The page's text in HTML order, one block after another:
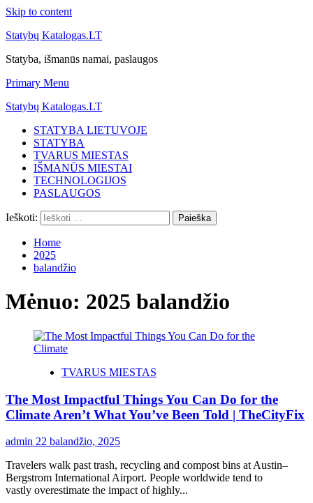
Skip to content
Statybų Katalogas.LT
Statyba, išmanūs namai, paslaugos
Primary Menu
Statybų Katalogas.LT
STATYBA LIETUVOJE
STATYBA
TVARUS MIESTAS
IŠMANŪS MIESTAI
TECHNOLOGIJOS
PASLAUGOS
Ieškoti:
Home
2025
balandžio
Mėnuo: 2025 balandžio
TVARUS MIESTAS
The Most Impactful Things You Can Do for the
Climate Aren’t What You’ve Been Told | TheCityFix
admin 22 balandžio, 2025
Travelers walk past trash, recycling and compost bins at Austin–
Bergstrom International Airport. People worldwide tend to
vastly overestimate the impact of highly...